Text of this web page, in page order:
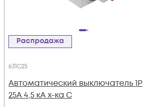
Распродажа
631C25
Автоматический выключатель 1Р
25А 4,5 кА х-ка С